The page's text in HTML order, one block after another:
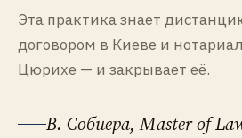
Эта практика знает
договором в Киеве и
Цюрихе — и закрывает её.
В. Собиера, Master of